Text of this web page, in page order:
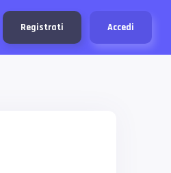
Registrati Accedi